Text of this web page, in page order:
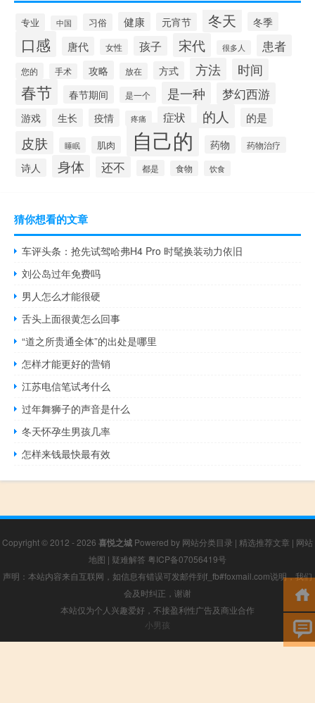
专业 中国 习俗 健康 元宵节 冬天 冬季
口感 唐代 女性 孩子 宋代 很多人 患者
您的 手术 攻略 放在 方式 方法 时间
春节 春节期间 是一个 是一种 梦幻西游
游戏 生长 疫情 疼痛 症状 的人 的是
皮肤 睡眠 肌肉 自己的 药物 药物治疗
诗人 身体 还不 都是 食物 饮食
猜你想看的文章
车评头条：抢先试驾哈弗H4 Pro 时髦换装动力依旧
刘公岛过年免费吗
男人怎么才能很硬
舌头上面很黄怎么回事
“道之所贵通全体”的出处是哪里
怎样才能更好的营销
江苏电信笔试考什么
过年舞狮子的声音是什么
冬天怀孕生男孩几率
怎样来钱最快最有效
Copyright © 2012 - 2026 喜悦之城 Powered by 网站分类目录 | 精选推荐文章 | 网站
地图 | 疑难解答 粤ICP备07056419号
声明：本站内容来自互联网，如信息有错误可发邮件到f_fb#foxmail.com说明，我们
会及时纠正，谢谢
本站仅为个人兴趣爱好，不接盈利性广告及商业合作
小男孩